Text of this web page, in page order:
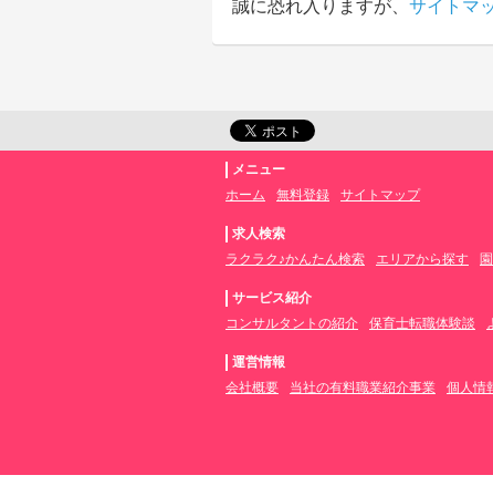
誠に恐れ入りますが、 サイトマ
メニュー
ホーム
無料登録 サイトマップ
求人検索
ラクラク♪かんたん検索
エリアから探す
サービス紹介
コンサルタントの紹介
保育士転職体験談
運営情報
会社概要
当社の有料職業紹介事業 個人情